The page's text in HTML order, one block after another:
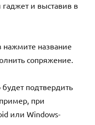
и выставив в
название
сопряжение.
подтвердить
при
или Windows-